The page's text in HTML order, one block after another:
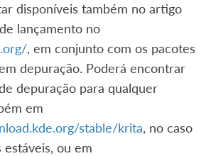
disponíveis também no artigo
lançamento no
, em conjunto com os pacotes
depuração. Poderá encontrar
depuração para qualquer
em
stable/krita, no caso
estáveis, ou em